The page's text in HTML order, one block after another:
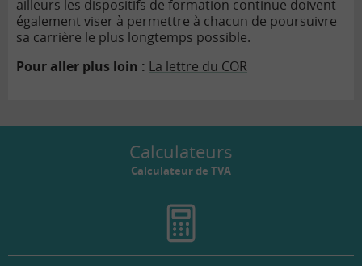
ailleurs les dispositifs de formation continue doivent
également viser à permettre à chacun de poursuivre
sa carrière le plus longtemps possible.
Pour aller plus loin : La lettre du COR
Calculateurs
Calculateur de TVA